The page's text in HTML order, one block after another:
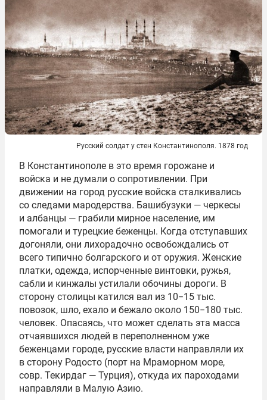
Русский солдат у стен Константинополя. 1878 год
В Константинополе в это время горожане и
войска и не думали о сопротивлении. При
движении на город русские войска сталкивались
со следами мародерства. Башибузуки — черкесы
и албанцы — грабили мирное население, им
помогали и турецкие беженцы. Когда отступавших
догоняли, они лихорадочно освобождались от
всего типично болгарского и от оружия. Женские
платки, одежда, испорченные винтовки, ружья,
сабли и кинжалы устилали обочины дороги. В
сторону столицы катился вал из 10−15 тыс.
повозок, шло, ехало и бежало около 150−180 тыс.
человек. Опасаясь, что может сделать эта масса
отчаявшихся людей в переполненном уже
беженцами городе, русские власти направляли их
в сторону Родосто (порт на Мраморном море,
совр. Текирдаг — Турция), откуда их пароходами
направляли в Малую Азию.